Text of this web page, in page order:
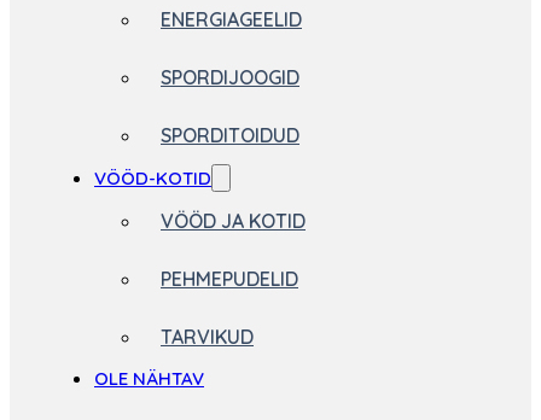
ENERGIAGEELID
SPORDIJOOGID
SPORDITOIDUD
VÖÖD-KOTID
VÖÖD JA KOTID
PEHMEPUDELID
TARVIKUD
OLE NÄHTAV